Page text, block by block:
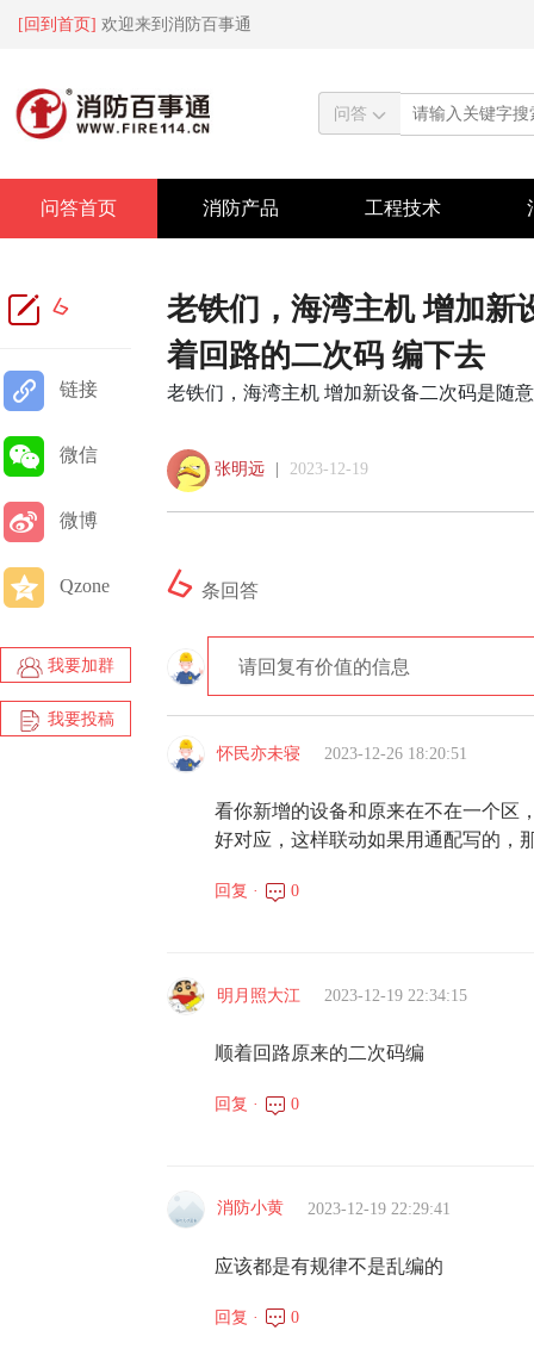
[回到首页] 欢迎来到消防百事通
问答
问答首页 消防产品 工程技术
6
链接
微信
微博
Qzone
我要加群
我要投稿
老铁们，海湾主机 增加新
着回路的二次码 编下去
老铁们，海湾主机 增加新设备二次码是随
张明远 2023-12-19
6 条回答
请回复有价值的信息
怀民亦未寝 2023-12-26 18:20:51
看你新增的设备和原来在不在一个区
好对应，这样联动如果用通配写的，
回复 · 0
明月照大江 2023-12-19 22:34:15
顺着回路原来的二次码编
回复 · 0
消防小黄 2023-12-19 22:29:41
应该都是有规律不是乱编的
回复 · 0